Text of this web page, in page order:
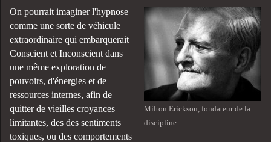
Milton Erickson, fondateur de la
discipline
On pourrait imaginer l'hypnose
comme une sorte de véhicule
extraordinaire qui embarquerait
Conscient et Inconscient dans
une même exploration de
pouvoirs, d'énergies et de
ressources internes, afin de
quitter de vieilles croyances
limitantes, des des sentiments
toxiques, ou des comportements